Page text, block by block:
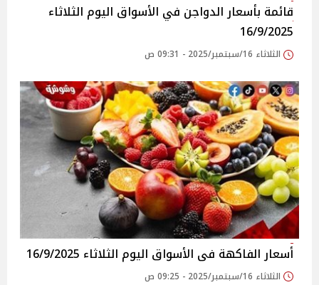
قائمة بأسعار الدواجن في الأسواق‎‎ اليوم الثلاثاء
16/9/2025
الثلاثاء 16/سبتمبر/2025 - 09:31 ص
أسعار الفاكهة فى الأسواق‎‎ اليوم الثلاثاء 16/9/2025
الثلاثاء 16/سبتمبر/2025 - 09:25 ص